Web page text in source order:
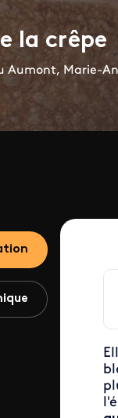
la crêpe
Aumont, Marie-